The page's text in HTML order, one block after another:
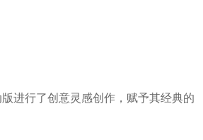
进行了创意灵感创作，赋予其经典的